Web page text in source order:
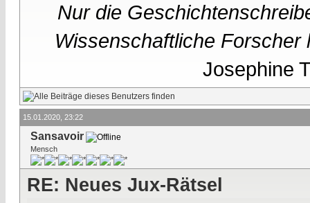
Nur die
Wissenschaftliche
Josephine
15.01.2020, 23:22
Sansavoir
Mensch
RE: Neues Jux-Rätsel